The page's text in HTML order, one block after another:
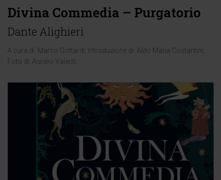
Divina Commedia – Purgatorio
Dante Alighieri
A cura di: Marco Gottardi ; Introduzione di: Aldo Maria Costantini
Foto di: Aurelio Valenti